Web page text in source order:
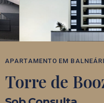
APARTAMENTO EM
Torre de